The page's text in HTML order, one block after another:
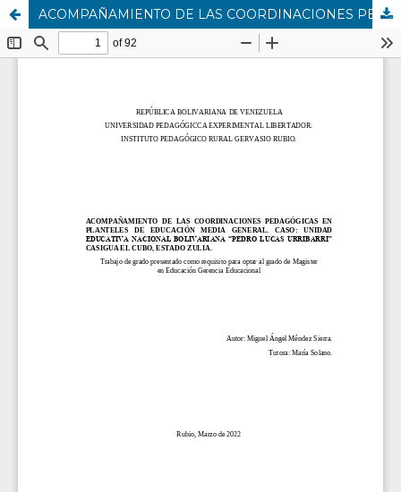
ACOMPAÑAMIENTO DE LAS COORDINACIONES PEDAGÓGICAS EN PLANTELES DE EDUCACIÓN MEDIA GENERAL. CASO: UNIDAD EDUCATIVA NACIONAL BOLIVARIANA “PEDRO LUCAS URRIBARRI” CASIGUA EL CUBO, ESTADO ZULIA.